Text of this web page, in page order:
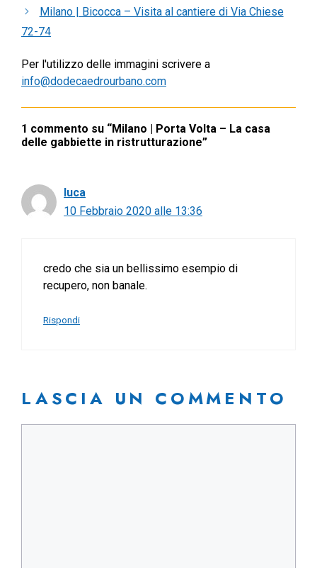
Milano | Bicocca – Visita al cantiere di Via Chiese
72-74
Per l'utilizzo delle immagini scrivere a
info@dodecaedrourbano.com
1 commento su “Milano | Porta Volta – La casa
delle gabbiette in ristrutturazione”
luca
10 Febbraio 2020 alle 13:36
credo che sia un bellissimo esempio di
recupero, non banale.
Rispondi
LASCIA UN COMMENTO